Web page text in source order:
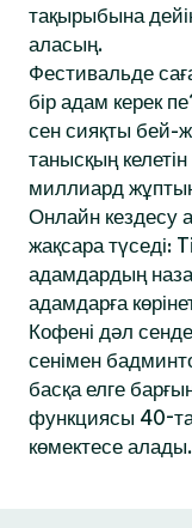
тақырыбына
аласың.
Фестивальде
бір адам керек
сен сияқты бей-
танысқың
миллиард жұптың
Онлайн кездесу
жақсара түседі:
адамдардың
адамдарға
Кофені дәл
сенімен
басқа елге
функциясы 40-
көмектесе